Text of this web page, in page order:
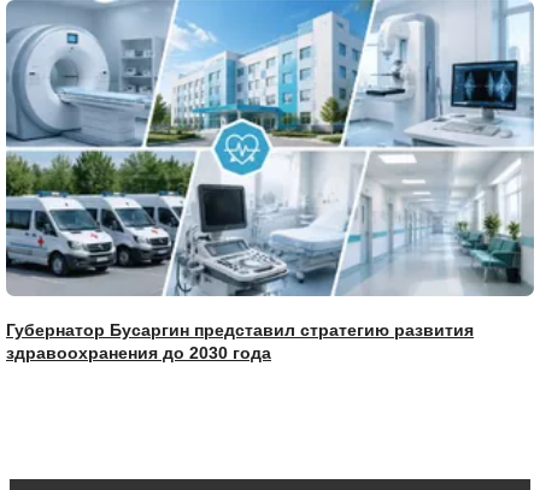
Губернатор Бусаргин представил стратегию развития
здравоохранения до 2030 года